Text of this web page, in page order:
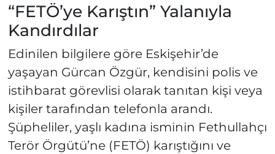
“FETÖ’ye Karıştın” Yalanıyla
Kandırdılar
Edinilen bilgilere göre Eskişehir’de
yaşayan Gürcan Özgür, kendisini polis ve
istihbarat görevlisi olarak tanıtan kişi veya
kişiler tarafından telefonla arandı.
Şüpheliler, yaşlı kadına isminin Fethullahçı
Terör Örgütü’ne (FETÖ) karıştığını ve